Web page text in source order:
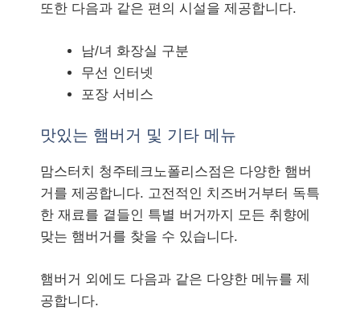
또한 다음과 같은 편의 시설을 제공합니다.
남/녀 화장실 구분
무선 인터넷
포장 서비스
맛있는 햄버거 및 기타 메뉴
맘스터치 청주테크노폴리스점은 다양한 햄버
거를 제공합니다. 고전적인 치즈버거부터 독특
한 재료를 곁들인 특별 버거까지 모든 취향에
맞는 햄버거를 찾을 수 있습니다.
햄버거 외에도 다음과 같은 다양한 메뉴를 제
공합니다.